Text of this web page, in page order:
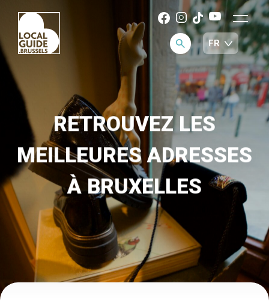
RETROUVEZ LES
MEILLEURES ADRESSES
À BRUXELLES